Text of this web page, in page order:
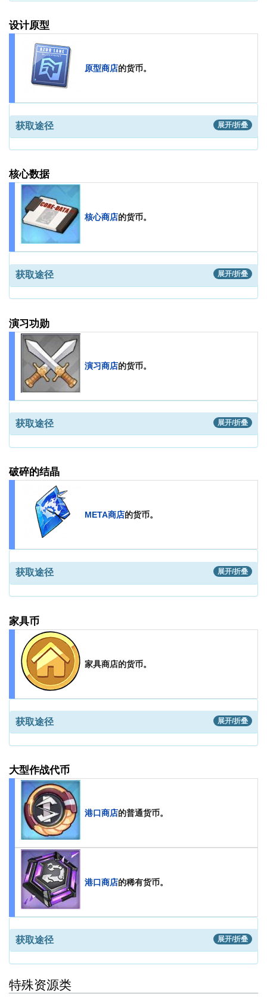
设计原型
原型商店的货币。
获取途径 展开/折叠
核心数据
核心商店的货币。
获取途径 展开/折叠
演习功勋
演习商店的货币。
获取途径 展开/折叠
破碎的结晶
META商店的货币。
获取途径 展开/折叠
家具币
家具商店的货币。
获取途径 展开/折叠
大型作战代币
港口商店的普通货币。
港口商店的稀有货币。
获取途径 展开/折叠
特殊资源类